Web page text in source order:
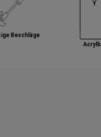
Beschläge